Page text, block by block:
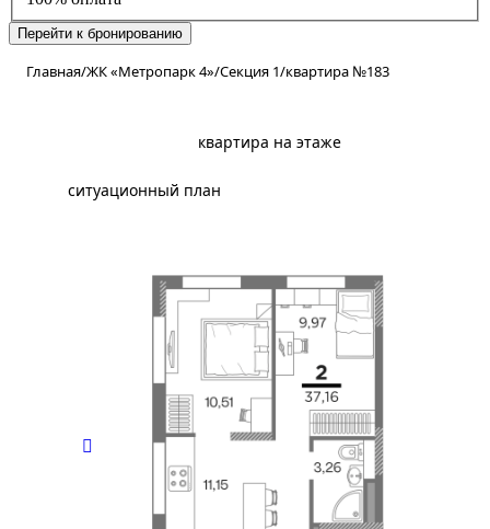
Перейти к бронированию
Главная/ЖК «Метропарк 4»/Секция 1/квартира №183
квартира на этаже
ситуационный план